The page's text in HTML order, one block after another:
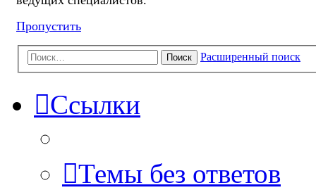
Пропустить
Поиск Расширенный поиск
Ссылки
Темы без ответов